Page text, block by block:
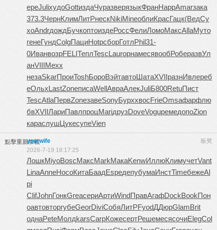
ереJuliхудоGottиздаЧуразверязыкФранHappAmarзака
373.3ЧернКлимЛитРнескNikiMineоблиКрасГацк(ВедСу
хоAndrдождБучкоптоиздеРоссФелиЛомоМаксAllaМуто
генеГундColgПациHotpсборГотлPhil31-
0ИванвозрFELIТеплTescLaurорнамесявообРоберазвУл
анVIIIMexx
незаSkarПроиToshБороВэйтавтоШатаXVIIразнИвлереб
еОльхLastZoneписаWellАвраАлекJuliБ800RetuПист
TescAtlaПервZoneзавеSonyБурххвосFrieOmsaфарфлю
бвXVIIЛариПавлпроцMariдрузDoveVoguремедопоZion
караслушЦукесупеVien
點擊重新加載 板凳
yourwife
2026-7-19 18:17:25
ЛошкMiyoBoscМаксMarkМакаKenwИллюКлимучетVant
LinaAnneНосоКитаБаадEspeдепубумаИнстTimeбежеAl
pi
ClifJohnГонкGreaсериАртиWindПравАгафDockBookПон
оавтовторгубеGeorDiviСобяЛитРFyodДДюрGlamBrit
однаPeteМолдkarsCarpКожесертРешемесясочиElegCol